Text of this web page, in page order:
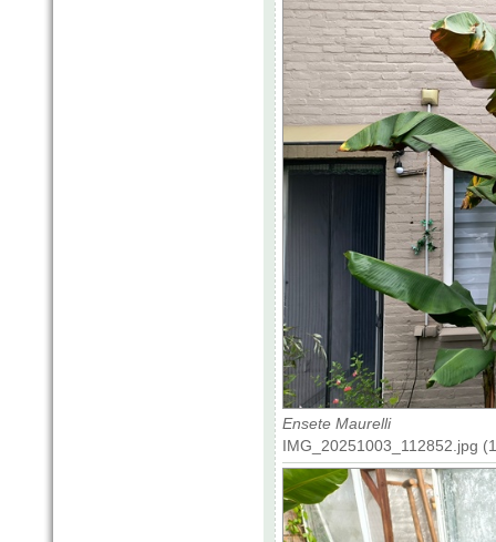
Ensete Maurelli
IMG_20251003_112852.jpg